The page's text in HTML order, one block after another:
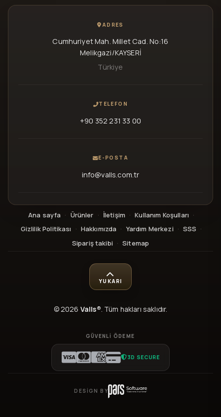
ADRES
Cumhuriyet Mah. Millet Cad. No:16
Melikgazi/KAYSERİ
Türkiye
TELEFON
+90 352 231 33 00
E-POSTA
info@valls.com.tr
Ana sayfa · Ürünler · İletişim · Kullanım Koşulları ·
Gizlilik Politikası
· Hakkımızda · Yardım Merkezi · SSS ·
Sipariş takibi · Sitemap
© 2026 Valls® . Tüm hakları saklıdır.
YUKARI
GÜVENLI ÖDEME
3D SECURE
DESIGN BY